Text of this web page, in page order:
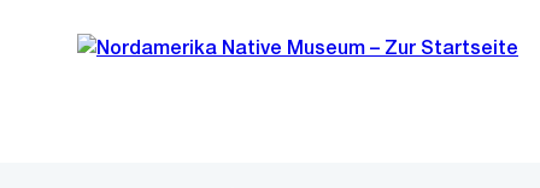
Navigation
Sprunglink